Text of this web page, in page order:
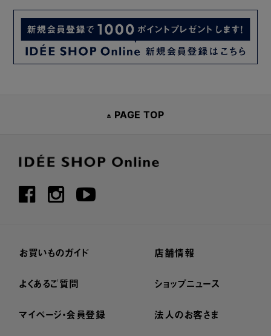
PAGE TOP
お買いものガイド
よくあるご質問
マイページ・会員登録
店舗情報
ショップニュース
法人のお客さま